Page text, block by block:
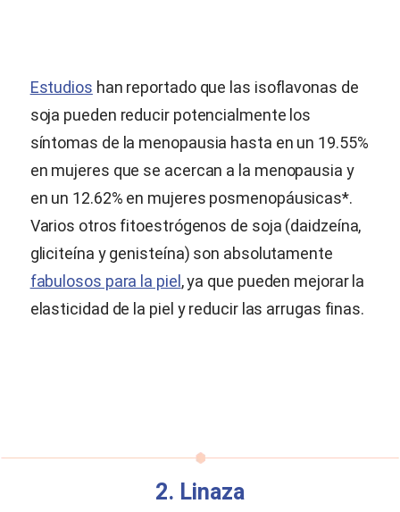
Estudios han reportado que las isoflavonas de
soja pueden reducir potencialmente los
síntomas de la menopausia hasta en un 19.55%
en mujeres que se acercan a la menopausia y
en un 12.62% en mujeres posmenopáusicas*.
Varios otros fitoestrógenos de soja (daidzeína,
gliciteína y genisteína) son absolutamente
fabulosos para la piel, ya que pueden mejorar la
elasticidad de la piel y reducir las arrugas finas.
2. Linaza